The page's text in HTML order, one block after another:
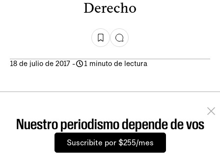
Derecho
18 de julio de 2017 - 1 minuto de lectura
Nuestro periodismo depende de vos
Suscribite por $255/mes